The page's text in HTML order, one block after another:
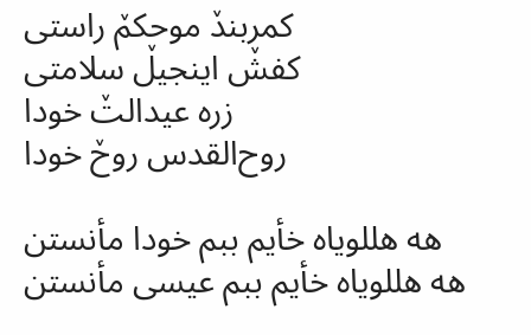
کمربندٚ موحکمٚ راستی
کفشٚ اینجیلٚ سلامتی
زره عیدالتٚ خودا
روح‌القدس روحٚ خودا
هه هللویاه خأیم ببم خودا مأنستن
هه هللویاه خأیم ببم عیسی مأنستن